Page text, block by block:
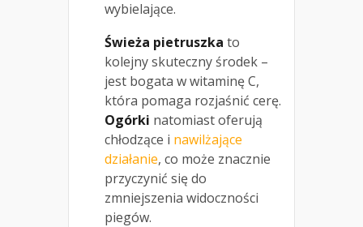
wybielające.
Świeża pietruszka to
kolejny skuteczny środek –
jest bogata w witaminę C,
która pomaga rozjaśnić cerę.
Ogórki natomiast oferują
chłodzące i nawilżające
działanie, co może znacznie
przyczynić się do
zmniejszenia widoczności
piegów.